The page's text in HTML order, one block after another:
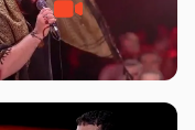
جانا جانا ابی عبدالله –